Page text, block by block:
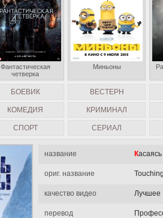
название
ориг. название
качество видео Лучшее
перевод
БОЕВИК ВЕСТЕРН
КОМЕДИЯ КРИМИНАЛ
СПОРТ СЕРИАЛ
Фантастическая
четверка
Миньоны